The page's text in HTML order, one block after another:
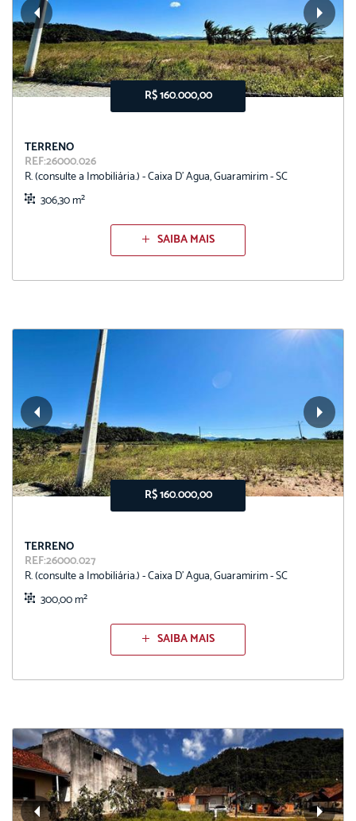
TERRENO
REF:26000.026
R. (consulte a Imobiliária.) - Caixa D' Agua, Guaramirim - SC
306,30 m²
R$ 160.000,00
SAIBA MAIS
TERRENO
REF:26000.027
R. (consulte a Imobiliária.) - Caixa D' Agua, Guaramirim - SC
300,00 m²
R$ 160.000,00
SAIBA MAIS